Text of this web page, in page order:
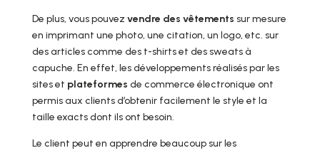
De plus, vous pouvez vendre des vêtements sur mesure
en imprimant une photo, une citation, un logo, etc. sur
des articles comme des t-shirts et des sweats à
capuche. En effet, les développements réalisés par les
sites et plateformes de commerce électronique ont
permis aux clients d’obtenir facilement le style et la
taille exacts dont ils ont besoin.
Le client peut en apprendre beaucoup sur les